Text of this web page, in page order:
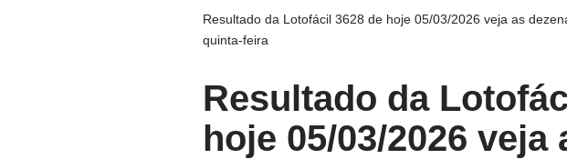
Resultado da Lotofácil 3628 de hoje 05/03/2026 veja as
quinta-feira
Resultado da
hoje 05/03/2026 veja